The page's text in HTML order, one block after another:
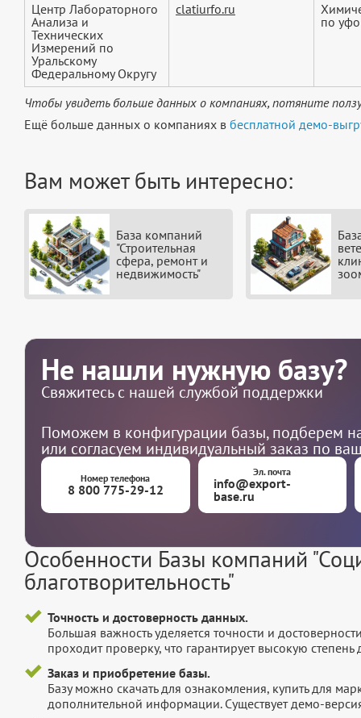
Центр Лабораторного
Анализа и
Технических
Измерений по
Уральскому
Федеральному Округу
clatiurfo.ru
по уфо
Чтобы увидеть больше данных о компаниях, потяните
Ещё больше данных о компаниях в бесплатной демо-
Вам может быть интересно:
База компаний
"Строительная
сфера, ремонт и
недвижимость"
Не нашли нужную базу?
Свяжитесь с нашей службой поддержки
Поможем в конфигурации базы, подберем
или согласуем индивидуальный заказ по
Номер телефона
8 800 775-29-12
Эл. почта
info@export-
base.ru
Особенности Базы компаний
благотворительность"
Точность и достоверность данных.
Большая важность уделяется точности и
проходит проверку, что гарантирует высокую
Заказ и приобретение базы.
Базу можно скачать для ознакомления, купить для
дополнительной информации. Существует демо-